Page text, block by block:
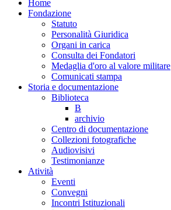
Home
Fondazione
Statuto
Personalità Giuridica
Organi in carica
Consulta dei Fondatori
Medaglia d'oro al valore militare
Comunicati stampa
Storia e documentazione
Biblioteca
B
archivio
Centro di documentazione
Collezioni fotografiche
Audiovisivi
Testimonianze
Atività
Eventi
Convegni
Incontri Istituzionali